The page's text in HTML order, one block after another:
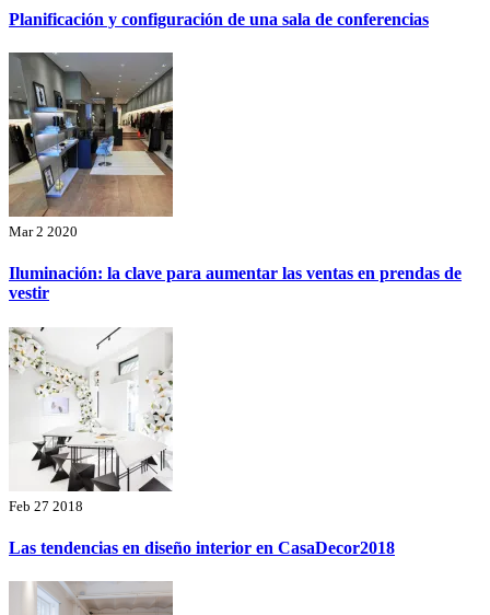
Planificación y configuración de una sala de conferencias
Mar 2 2020
Iluminación: la clave para aumentar las ventas en prendas de
vestir
Feb 27 2018
Las tendencias en diseño interior en CasaDecor2018